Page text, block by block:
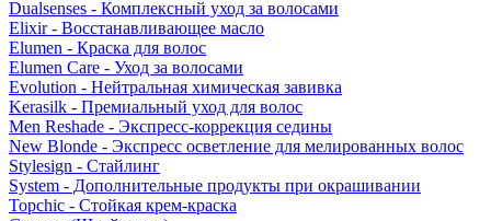
Dualsenses - Комплексный уход за волосами
Elixir - Восстанавливающее масло
Elumen - Краска для волос
Elumen Care - Уход за волосами
Evolution - Нейтральная химическая завивка
Kerasilk - Премиальный уход для волос
Men Reshade - Экспресс-коррекция седины
New Blonde - Экспресс осветление для мелированных волос
Stylesign - Стайлинг
System - Дополнительные продукты при окрашивании
Topchic - Стойкая крем-краска